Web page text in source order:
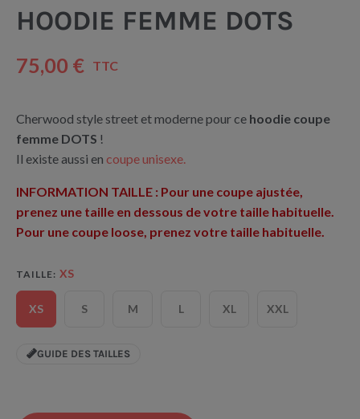
HOODIE FEMME DOTS
75,00 € TTC
Cherwood style street et moderne pour ce hoodie coupe
femme DOTS !
Il existe aussi en coupe unisexe.
INFORMATION TAILLE : Pour une coupe ajustée,
prenez une taille en dessous de votre taille habituelle.
Pour une coupe loose, prenez votre taille habituelle.
TAILLE XS
XS S M L XL XXL
GUIDE DES TAILLES